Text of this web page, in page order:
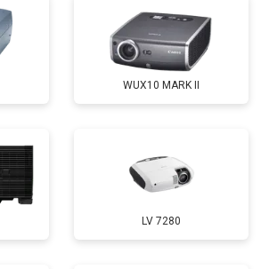
WUX10 MARK II
LV 7280